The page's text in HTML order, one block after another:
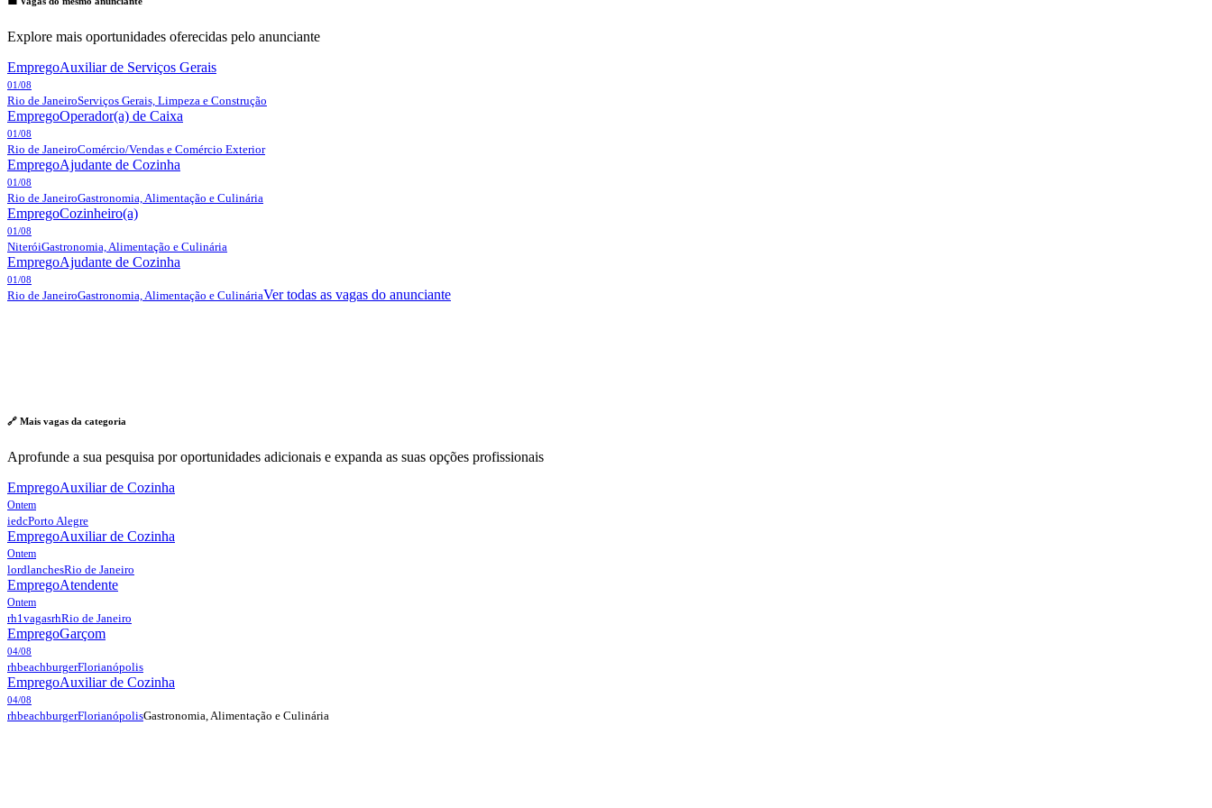
Explore mais oportunidades oferecidas pelo anunciante
EmpregoAuxiliar de Serviços Gerais
01/08
Rio de JaneiroServiços Gerais, Limpeza e Construção
EmpregoOperador(a) de Caixa
01/08
Rio de JaneiroComércio/Vendas e Comércio Exterior
EmpregoAjudante de Cozinha
01/08
Rio de JaneiroGastronomia, Alimentação e Culinária
EmpregoCozinheiro(a)
01/08
NiteróiGastronomia, Alimentação e Culinária
EmpregoAjudante de Cozinha
01/08
Rio de JaneiroGastronomia, Alimentação e CulináriaVer todas as vagas do anunciante
🔗 Mais vagas da categoria
Aprofunde a sua pesquisa por oportunidades adicionais e expanda as suas opções profissionais
EmpregoAuxiliar de Cozinha
Ontem
iedcPorto Alegre
EmpregoAuxiliar de Cozinha
Ontem
lordlanchesRio de Janeiro
EmpregoAtendente
Ontem
rh1vagasrhRio de Janeiro
EmpregoGarçom
04/08
rhbeachburgerFlorianópolis
EmpregoAuxiliar de Cozinha
04/08
rhbeachburgerFlorianópolisGastronomia, Alimentação e Culinária